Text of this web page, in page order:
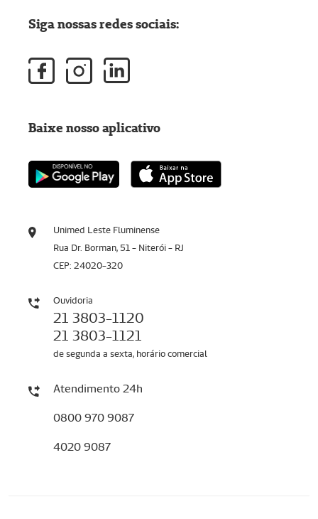
Unimed Leste Fluminense
Rua Dr. Borman, 51 - Niterói - RJ
CEP: 24020-320
Ouvidoria
21 3803-1120
21 3803-1121
de segunda a sexta, horário comercial
Atendimento 24h
0800 970 9087
4020 9087
Siga nossas redes sociais:
Baixe nosso aplicativo